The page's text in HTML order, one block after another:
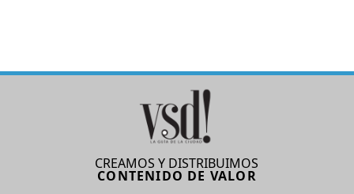
CREAMOS Y DISTRIBUIMOS
CONTENIDO DE VALOR